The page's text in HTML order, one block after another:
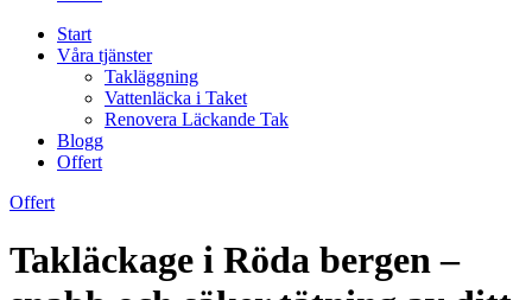
Start
Våra tjänster
Takläggning
Vattenläcka i Taket
Renovera Läckande Tak
Blogg
Offert
Offert
Takläckage i Röda bergen –